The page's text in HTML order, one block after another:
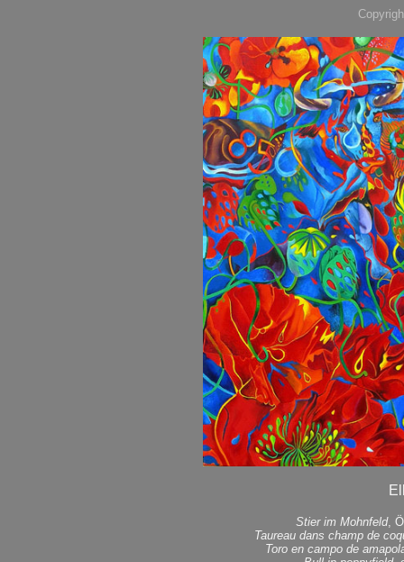
Stier im Mohnfeld,
Taureau dans champ de
Toro en campo de